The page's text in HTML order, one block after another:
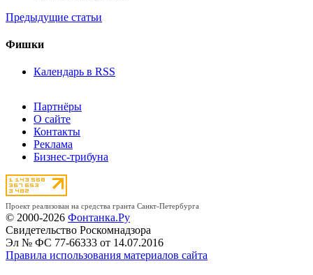
Предыдущие статьи
Фишки
Календарь в RSS
Партнёры
О сайте
Контакты
Реклама
Бизнес-трибуна
Проект реализован на средства гранта Санкт-Петербурга
© 2000-2026 Фонтанка.Ру
Свидетельство Роскомнадзора
Эл № ФС 77-66333 от 14.07.2016
Правила использования материалов сайта